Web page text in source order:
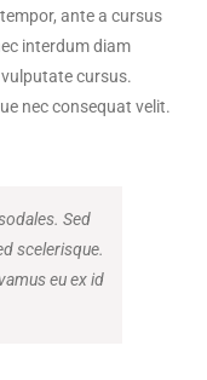
ante a cursus
interdum diam
cursus.
nec consequat velit.
Sed
scelerisque.
eu ex id